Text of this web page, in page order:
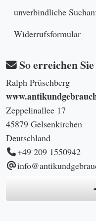
unverbindliche
Widerrufsformular
So erreichen
Ralph Prüschberg
Zeppelinallee 17
45879 Gelsenkirchen
Deutschland
+49 209 1550942